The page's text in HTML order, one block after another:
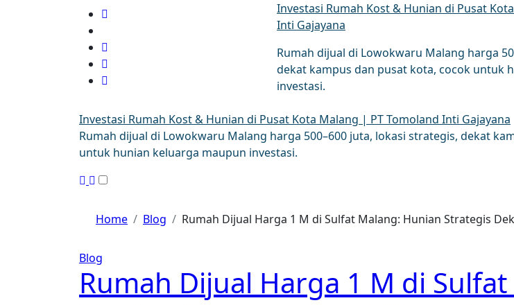
Investasi Rumah Kost & Hunian di Pusat
Inti Gajayana
Rumah dijual di Lowokwaru Malang harga
dekat kampus dan pusat kota, cocok untuk
investasi.
Investasi Rumah Kost & Hunian di Pusat Kota Malang | PT Tomoland Inti Gajayana
Rumah dijual di Lowokwaru Malang harga 500–600 juta, lokasi strategis, dekat
untuk hunian keluarga maupun investasi.
Home Blog Rumah Dijual Harga 1 M di Sulfat Malang: Hunian Strategis
Blog
Rumah Dijual Harga 1 M di